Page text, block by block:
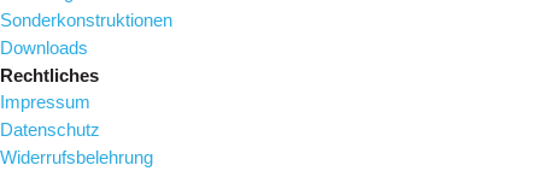
Sonderkonstruktionen
Downloads
Rechtliches
Impressum
Datenschutz
Widerrufsbelehrung